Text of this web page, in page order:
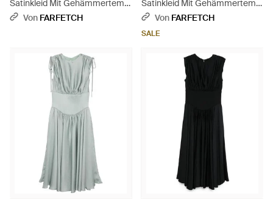
Satinkleid Mit Gehämmertem
Detail - Lila
Von FARFETCH
Satinkleid Mit Gehämmertem
Detail - Grün
Von FARFETCH
SALE